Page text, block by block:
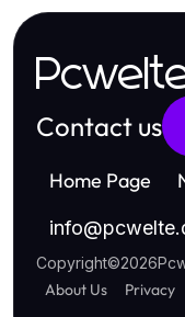
Contact us
Home Page
info@
Copyright©2026
About Us Privacy